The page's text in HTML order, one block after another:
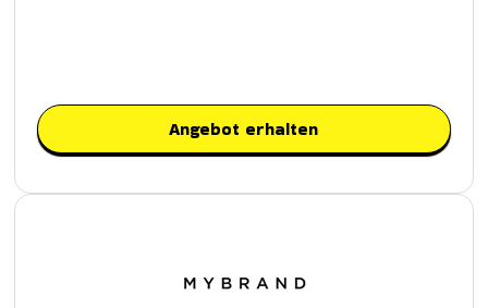
Angebot erhalten